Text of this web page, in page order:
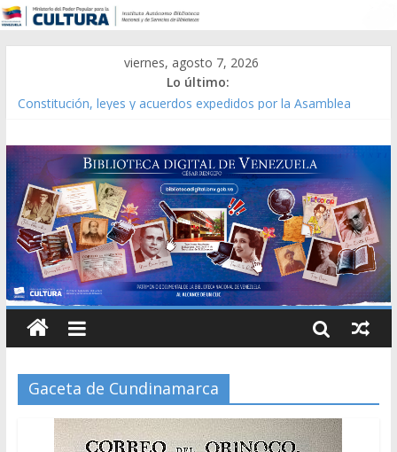
viernes, agosto 7, 2026
Lo último:
Catálogo temático de obras de Modesta Bor
Constitución, leyes y acuerdos expedidos por la Asamblea
Una Parálisis [material gráfico]
Modesta Bor Sánchez [material gráfico]
Gaceta Oficial de la República de Venezuela año CXXXIII Mes V,
Caracas 09 de marzo de 2006 N° 38.394
Gaceta de Cundinamarca